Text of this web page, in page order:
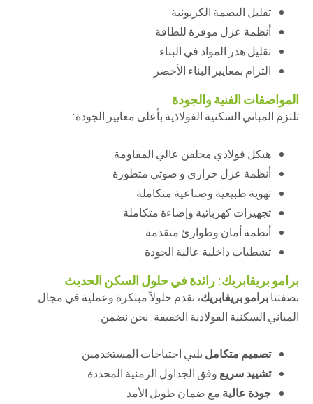
تقليل البصمة الكربونية
أنظمة عزل موفرة للطاقة
تقليل هدر المواد في البناء
التزام بمعايير البناء الأخضر
المواصفات الفنية والجودة
تلتزم المباني السكنية الفولاذية بأعلى معايير الجودة:
هيكل فولاذي مجلفن عالي المقاومة
أنظمة عزل حراري و صوتي متطورة
تهوية طبيعية وصناعية متكاملة
تجهيزات كهربائية وإضاءة متكاملة
أنظمة أمان وطوارئ متقدمة
تشطبات داخلية عالية الجودة
برامو بريفابريك: رائدة في حلول السكن الحديث
بصفتنابرامو بريفابريك، نقدم حلولاً مبتكرة وعملية في مجال
المباني السكنية الفولاذية الخفيفة. نحن نضمن:
تصميم متكامل يلبي احتياجات المستخدمين
تشييد سريع وفق الجداول الزمنية المحددة
جودة عالية مع ضمان طويل الأمد